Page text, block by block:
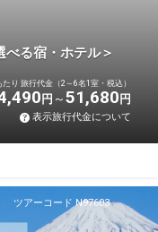
る宿・ホテル＞
り 旅行代金（2～6名1室・税込）
円 51,680 円
表示旅行代金について
ツアーコード N97603